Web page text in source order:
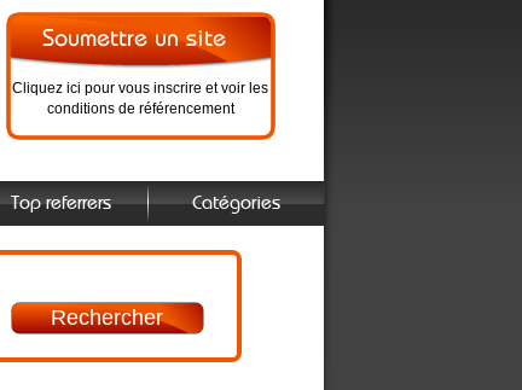
Cliquez ici pour vous inscrire et voir les
conditions de référencement
Top referrers Catégories